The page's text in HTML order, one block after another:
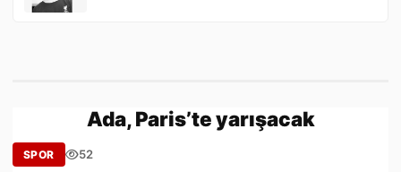
Ada, Paris’te yarışacak
SPOR 52